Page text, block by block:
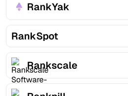
RankYak
RankSpot
Rankscale